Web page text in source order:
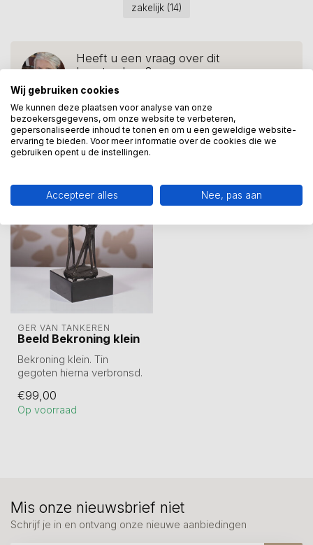
zakelijk (14)
Heeft u een vraag over dit
kunstcadeau?
Wij assisteren u graag via 06-23643267
Recent bekeken
GER VAN TANKEREN
Beeld Bekroning klein
Bekroning klein. Tin
gegoten hierna verbronsd.
€99,00
Op voorraad
Mis onze nieuwsbrief niet
Schrijf je in en ontvang onze nieuwe aanbiedingen
Wij gebruiken cookies
We kunnen deze plaatsen voor analyse van onze
bezoekersgegevens, om onze website te verbeteren,
gepersonaliseerde inhoud te tonen en om u een geweldige website-
ervaring te bieden. Voor meer informatie over de cookies die we
gebruiken opent u de instellingen.
Accepteer alles Nee, pas aan